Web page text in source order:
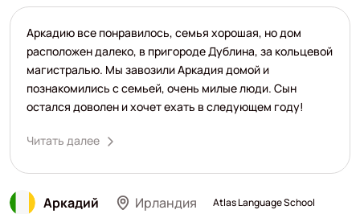
Аркадий Ирландия Atlas Language School
Аркадию все понравилось, семья хорошая, но дом
расположен далеко, в пригороде Дублина, за кольцевой
магистралью. Мы завозили Аркадия домой и
познакомились с семьей, очень милые люди. Сын
остался доволен и хочет ехать в следующем году!
Читать далее